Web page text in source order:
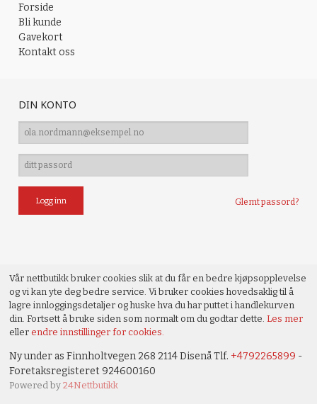
Forside
Bli kunde
Gavekort
Kontakt oss
DIN KONTO
Glemt passord?
Vår nettbutikk bruker cookies slik at du får en bedre kjøpsopplevelse
og vi kan yte deg bedre service. Vi bruker cookies hovedsaklig til å
lagre innloggingsdetaljer og huske hva du har puttet i handlekurven
din. Fortsett å bruke siden som normalt om du godtar dette.Les mer
ellerendre innstillinger for cookies.
Ny under as Finnholtvegen 268 2114 Disenå Tlf. +4792265899 -
Foretaksregisteret 924600160
Powered by24Nettbutikk